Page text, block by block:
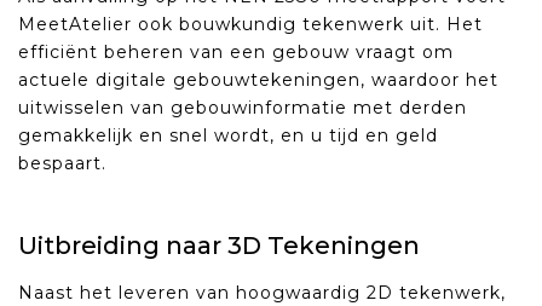
MeetAtelier ook bouwkundig tekenwerk uit. Het
efficiënt beheren van een gebouw vraagt om
actuele digitale gebouwtekeningen, waardoor het
uitwisselen van gebouwinformatie met derden
gemakkelijk en snel wordt, en u tijd en geld
bespaart.
Uitbreiding naar 3D Tekeningen
Naast het leveren van hoogwaardig 2D tekenwerk,